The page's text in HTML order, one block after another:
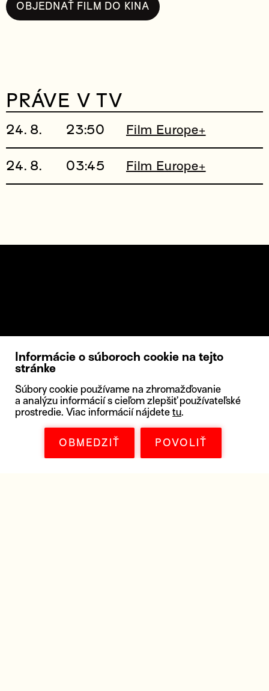
OBJEDNAŤ FILM DO KINA
PRÁVE V TV
24. 8. 23:50 Film Europe+
24. 8. 03:45 Film Europe+
Informácie o súboroch cookie na tejto
stránke
Súbory cookie používame na zhromažďovanie
a analýzu informácií s cieľom zlepšiť používateľské
prostredie. Viac informácií nájdete tu.
OBMEDZIŤ POVOLIŤ